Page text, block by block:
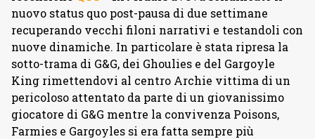
nuovo status quo post-pausa di due settimane
recuperando vecchi filoni narrativi e testandoli con
nuove dinamiche. In particolare è stata ripresa la
sotto-trama di G&G, dei Ghoulies e del Gargoyle
King rimettendovi al centro Archie vittima di un
pericoloso attentato da parte di un giovanissimo
giocatore di G&G mentre la convivenza Poisons,
Farmies e Gargoyles si era fatta sempre più